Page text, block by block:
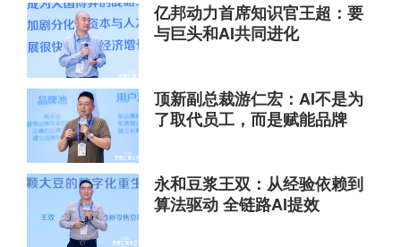
亿邦动力首席知识官王超：要
与巨头和AI共同进化
顶新副总裁游仁宏：AI不是为
了取代员工，而是赋能品牌
永和豆浆王双：从经验依赖到
算法驱动 全链路AI提效